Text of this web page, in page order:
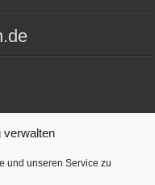
verwalten
und unseren Service zu